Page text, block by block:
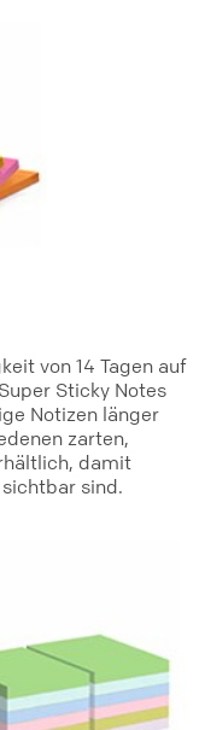
von 14 Tagen auf
Sticky Notes
Notizen länger
zarten,
damit
sind.